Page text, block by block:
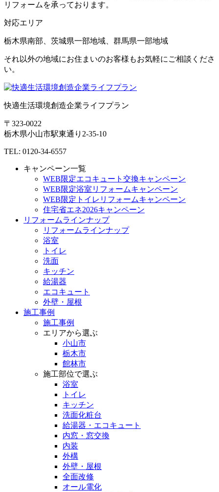
リフォームを承っております。
対応エリア
栃木県南部、茨城県一部地域、群馬県一部地域
それ以外の地域にお住まいのお客様もお気軽にご相談くださ
い。
快適生活環境創造企業ライフプラン
〒323-0022
栃木県小山市駅東通り2-35-10
TEL: 0120-34-6557
キャンペーン一覧
WEB限定エコキュート交換キャンペーン
WEB限定浴室リフォームキャンペーン
WEB限定トイレリフォームキャンペーン
住宅省エネ2026キャンペーン
リフォームラインナップ
リフォームラインナップ
浴室
トイレ
洗面
キッチン
給湯器
エコキュート
外壁・屋根
施工事例
施工事例
エリアから選ぶ
小山市
栃木市
館林市
施工部位で選ぶ
浴室
トイレ
キッチン
洗面化粧台
給湯器・エコキュート
内窓・窓交換
内装
外構
外壁・屋根
全面改修
オール電化